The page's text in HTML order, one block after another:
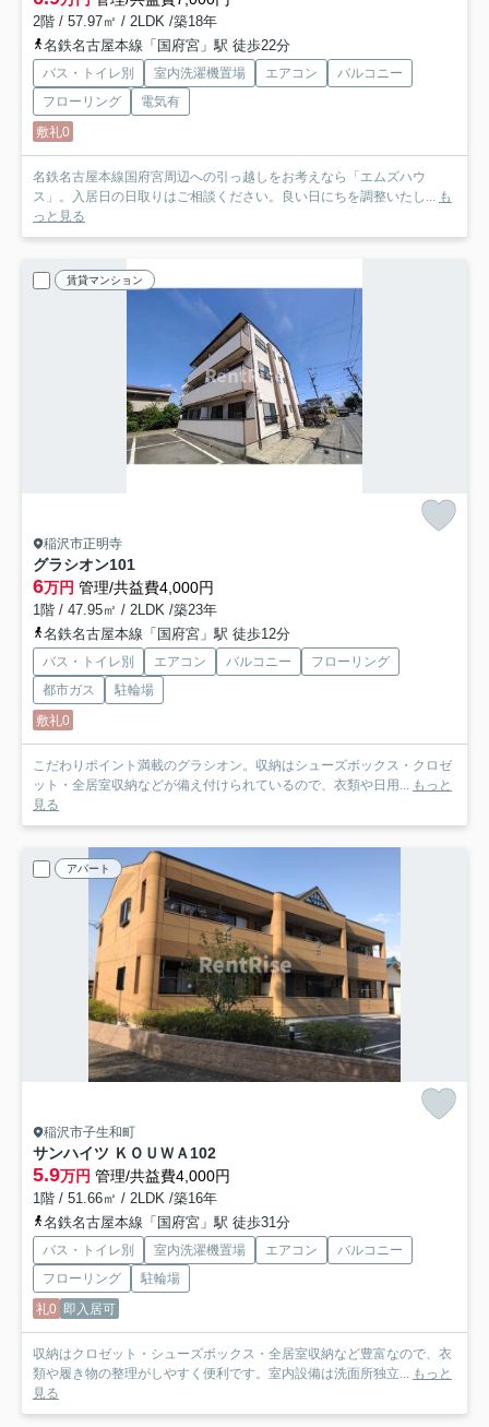
2階 / 57.97㎡ / 2LDK /築18年
名鉄名古屋本線「国府宮」駅 徒歩22分
バス・トイレ別 室内洗濯機置場 エアコン
バルコニー
フローリング
電気有
敷礼0
名鉄名古屋本線国府宮周辺への引っ越しをお考えなら「エムズハウ
ス」。入居日の日取りはご相談ください。良い日にちを調整いたし... も
っと見る
賃貸マンション
稲沢市正明寺
グラシオン101
6万円 管理/共益費4,000円
1階 / 47.95㎡ / 2LDK /築23年
名鉄名古屋本線「国府宮」駅 徒歩12分
バス・トイレ別 エアコン バルコニー
フローリング
都市ガス
駐輪場
敷礼0
こだわりポイント満載のグラシオン。収納はシューズボックス・クロゼ
ット・全居室収納などが備え付けられているので、衣類や日用... もっと
見る
アパート
稲沢市子生和町
サンハイツ ＫＯＵＷＡ 102
5.9万円 管理/共益費4,000円
1階 / 51.66㎡ / 2LDK /築16年
名鉄名古屋本線「国府宮」駅 徒歩31分
バス・トイレ別 室内洗濯機置場 エアコン
バルコニー
フローリング
駐輪場
礼0 即入居可
収納はクロゼット・シューズボックス・全居室収納など豊富なので、衣
類や履き物の整理がしやすく便利です。室内設備は洗面所独立... もっと
見る